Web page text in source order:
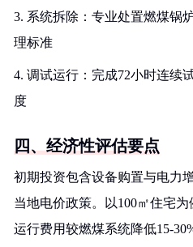
3. 系统拆除：专业处置燃煤锅
理标准
4. 调试运行：完成72小时连续
度
四、经济性评估要点
初期投资包含设备购置与电力
当地电价政策。以100㎡住宅
运行费用较燃煤系统降低15-